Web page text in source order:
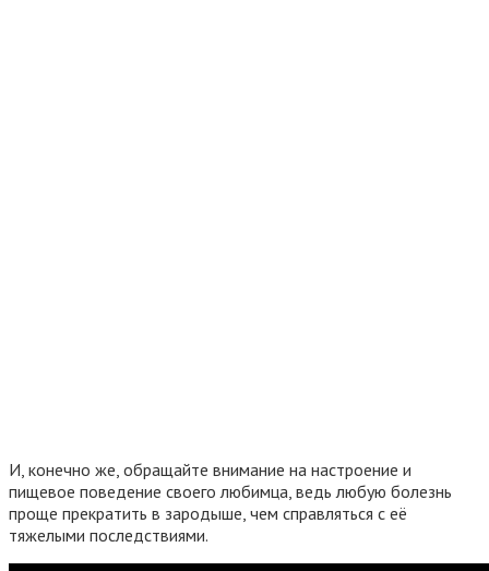
И, конечно же, обращайте внимание на настроение и
пищевое поведение своего любимца, ведь любую болезнь
проще прекратить в зародыше, чем справляться с её
тяжелыми последствиями.